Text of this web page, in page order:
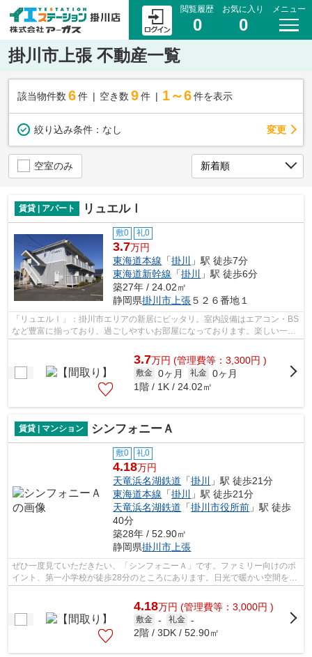
閲覧履歴
0
お気に入り
0
メニュー
掛川市上張 不動産一覧
該当物件数 6件 空き数 9 件 1～6 件を表示
絞り込み条件： なし 変更
空室のみ
賃貸 | アパート リュエルⅠ
敷0 礼0
3.7万円
東海道本線 「掛川
」駅 徒歩7分
東海道新幹線 「掛川
」駅 徒歩6分
築27年 / 24.02㎡
静岡県掛川市上張５２６番地１
「リュエルⅠ」：掛川市エリアの新居にピッタリ。室内設備はエアコン・BS
など豊富に揃っており、過ごしやすいお部屋になっております。楽しい一人
3.7万円 (管理費等：3,300円 )
敷金 0ヶ月 礼金 0ヶ月
1階 / 1K / 24.02㎡
賃貸 | マンション シンフォニーＡ
敷0 礼0
4.18万円
天竜浜名湖鉄道 「掛川
」駅 徒歩21分
東海道本線 「掛川
」駅 徒歩21分
天竜浜名湖鉄道 「掛川市役所前 」駅 徒歩
40分
築28年 / 52.90㎡
静岡県掛川市上張
ぜひ一度見ていただきたい、「シンフォニーＡ」です。ファミリー向けのポ
イント、第一小学校が徒歩28分のところにあります。日光で暖かい空間を作
4.18万円 (管理費等：3,000円 )
敷金 - 礼金 -
2階 / 3DK / 52.90㎡